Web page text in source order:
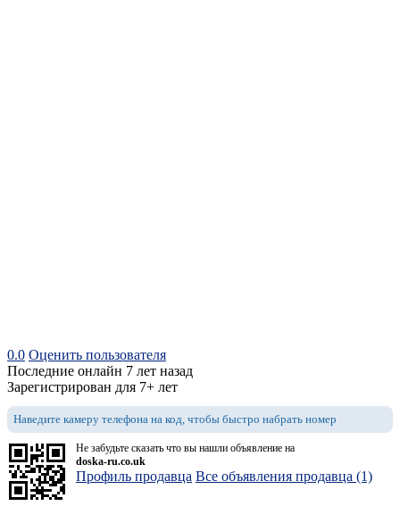
0.0 Оценить пользователя
Последние онлайн 7 лет назад
Зарегистрирован для 7+ лет
Наведите камеру телефона на код, чтобы быстро набрать номер
Не забудьте сказать что вы нашли объявление на
doska-ru.co.uk
Профиль продавца Все объявления продавца (1)